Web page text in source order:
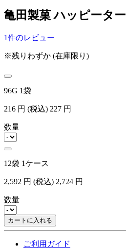
亀田製菓 ハッピータ
1件のレビュー
※残りわずか (在庫限り)
96G 1袋
216 円 (税込) 227 円
数量
12袋 1ケース
2,592 円 (税込) 2,724 円
数量
カートに入れる
ご利用ガイド